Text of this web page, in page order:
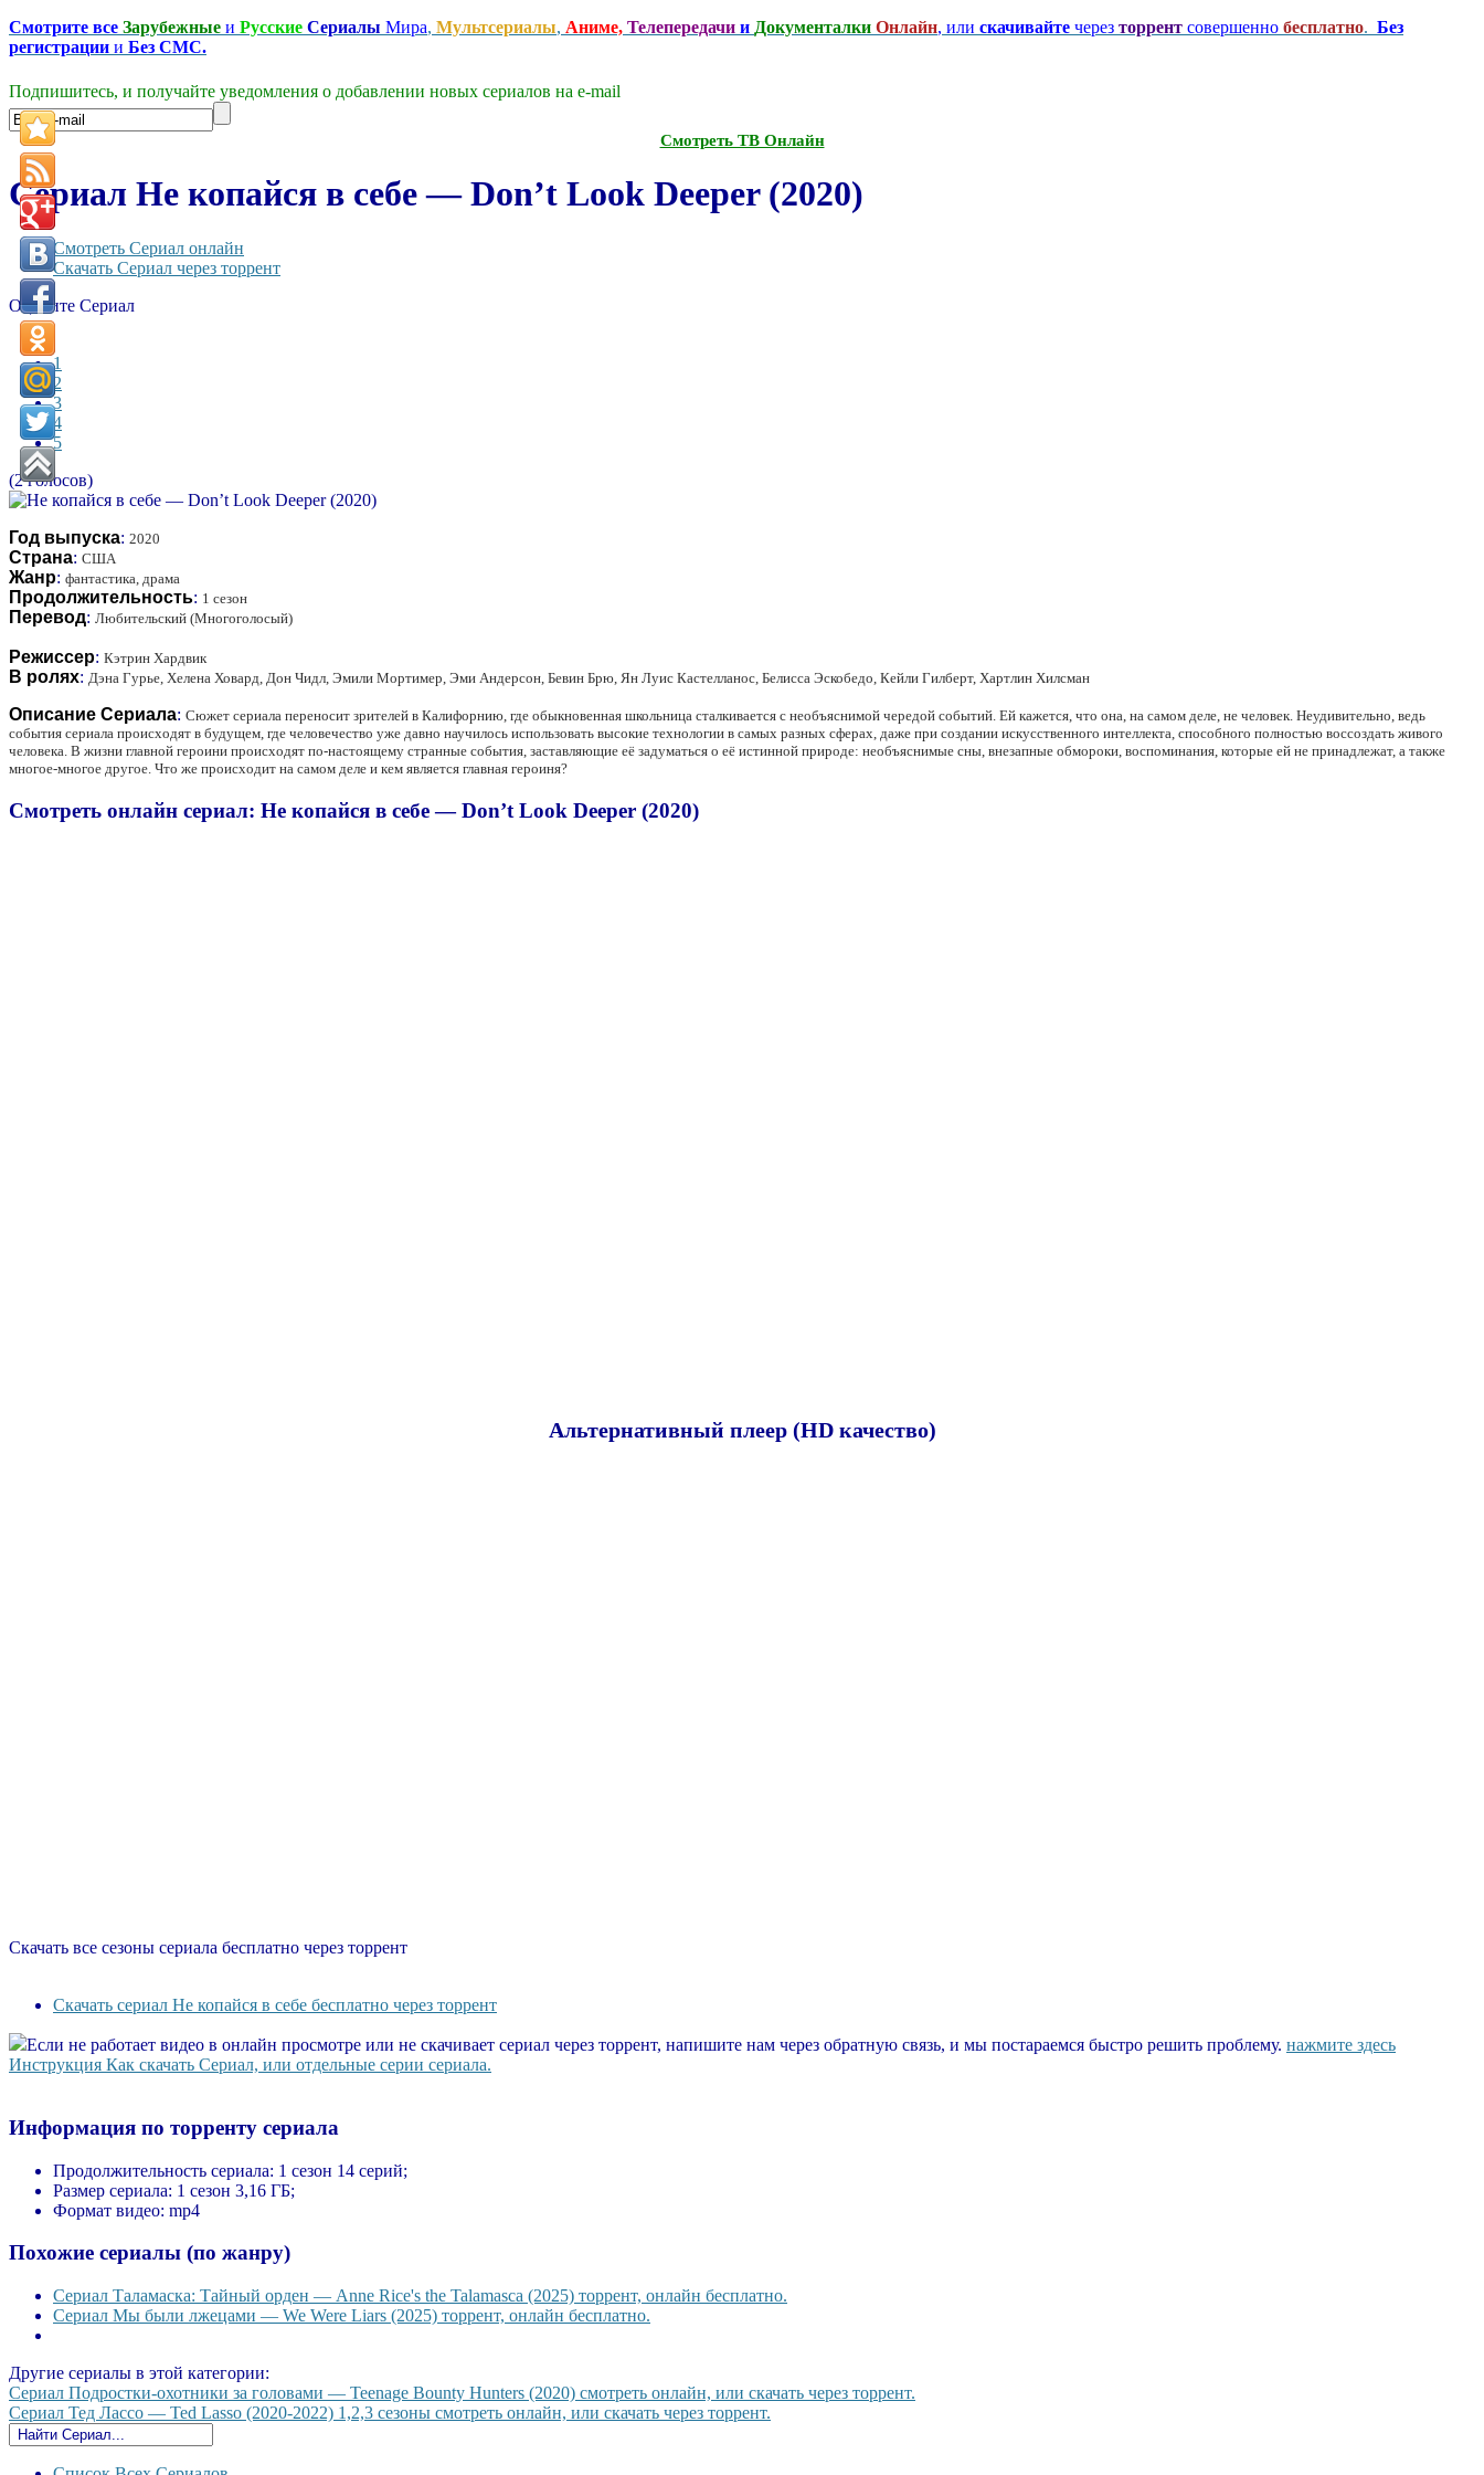
Смотрите все Зарубежные и Русские Сериалы Мира, Мультсериалы, Аниме, Телепередачи и Документалки Онлайн, или скачивайте через торрент совершенно бесплатно. Без
регистрации и Без СМС.
Подпишитесь, и получайте уведомления о добавлении новых сериалов на e-mаil
Смотреть ТВ Онлайн
Сериал Не копайся в себе — Don’t Look Deeper (2020)
Смотреть Сериал онлайн
Скачать Сериал через торрент
Оцените Сериал
1
2
3
4
5
(2 голосов)
Год выпуска: 2020
Страна: США
Жанр: фантастика, драма
Продолжительность: 1 сезон
Перевод: Любительский (Многоголосый)
Режиссер: Кэтрин Хардвик
В ролях: Дэна Гурье, Хелена Ховард, Дон Чидл, Эмили Мортимер, Эми Андерсон, Бевин Брю, Ян Луис Кастелланос, Белисса Эскобедо, Кейли Гилберт, Хартлин Хилсман
Описание Сериала: Сюжет сериала переносит зрителей в Калифорнию, где обыкновенная школьница сталкивается с необъяснимой чередой событий. Ей кажется, что она, на самом деле, не человек. Неудивительно, ведь
события сериала происходят в будущем, где человечество уже давно научилось использовать высокие технологии в самых разных сферах, даже при создании искусственного интеллекта, способного полностью воссоздать живого
человека. В жизни главной героини происходят по-настоящему странные события, заставляющие её задуматься о её истинной природе: необъяснимые сны, внезапные обмороки, воспоминания, которые ей не принадлежат, а также
многое-многое другое. Что же происходит на самом деле и кем является главная героиня?
Смотреть онлайн сериал: Не копайся в себе — Don’t Look Deeper (2020)
Альтернативный плеер (HD качество)
Скачать все сезоны сериала бесплатно через торрент
Скачать сериал Не копайся в себе бесплатно через торрент
Если не работает видео в онлайн просмотре или не скачивает сериал через торрент, напишите нам через обратную связь, и мы постараемся быстро решить проблему. нажмите здесь
Инструкция Как скачать Сериал, или отдельные серии сериала.
Информация по торренту сериала
Продолжительность сериала: 1 сезон 14 серий;
Размер сериала: 1 сезон 3,16 ГБ;
Формат видео: mp4
Похожие сериалы (по жанру)
Сериал Таламаска: Тайный орден — Anne Rice's the Talamasca (2025) торрент, онлайн бесплатно.
Сериал Мы были лжецами — We Were Liars (2025) торрент, онлайн бесплатно.
Другие сериалы в этой категории:
Сериал Подростки-охотники за головами — Teenage Bounty Hunters (2020) смотреть онлайн, или скачать через торрент.
Сериал Тед Лассо — Ted Lasso (2020-2022) 1,2,3 сезоны смотреть онлайн, или скачать через торрент.